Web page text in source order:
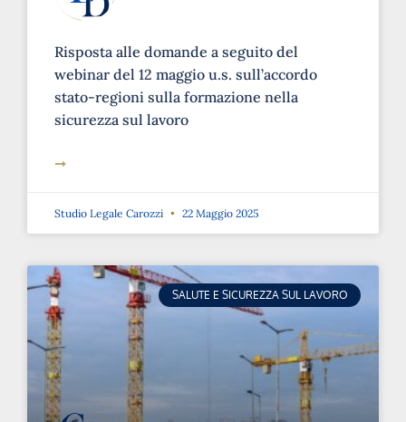
Risposta alle domande a seguito del
webinar del 12 maggio u.s. sull’accordo
stato-regioni sulla formazione nella
sicurezza sul lavoro
➞
Studio Legale Carozzi 22 Maggio 2025
SALUTE E SICUREZZA SUL LAVORO